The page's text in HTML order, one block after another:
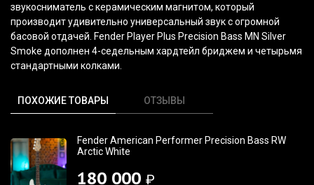
звукосниматель с керамическим магнитом, который
производит удивительно универсальный звук с огромной
басовой отдачей. Fender Player Plus Precision Bass MN Silver
Smoke дополнен 4-седельным хардтейл бриджем и четырьмя
стандартными колками.
ПОХОЖИЕ ТОВАРЫ ОТЗЫВЫ
Fender American Performer Precision Bass RW
Arctic White
180 000 ₽